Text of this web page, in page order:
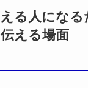
る人になる
える場面